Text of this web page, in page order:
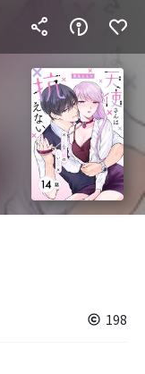
198